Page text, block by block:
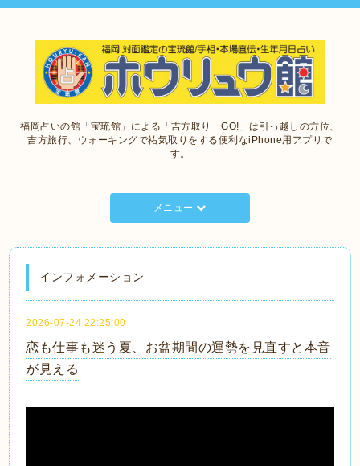
福岡占いの館「宝琉館」による「吉方取り GO!」は引っ越しの方位、
吉方旅行、ウォーキングで祐気取りをする便利なiPhone用アプリで
す。
メニュー
インフォメーション
2026-07-24 22:25:00
恋も仕事も迷う夏、お盆期間の運勢を見直すと本音
が見える